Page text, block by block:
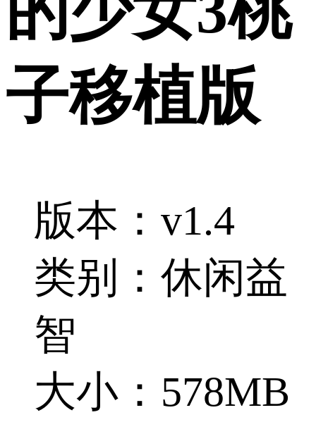
子移植版
版本：v1.4
类别：休闲益
智
大小：578MB